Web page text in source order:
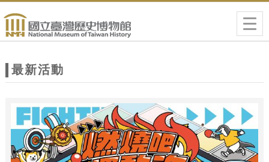
站最新活動